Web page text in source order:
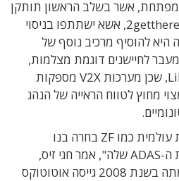
Connectivity Unit ש-ZF מפתחת, אשר בשלב הראשון תותקן
בהסעיות האוטונומיות של 2getthere, אשא ישתתפו בניסוי
להוסיף מרכיב נוסף של
לחיישנים דוגמת מצלמות,
מערכות מכ"ם וחיישני LiDAR, שכן מערכות V2X מספקות
מחוץ לטווח הראייה של הנהג
"נפל בידינו הכבוד שספקית עולמית כמו ZF בחרה בנו
כשותפה לבניית פלטפורמת ה-ADAS שלה", אמר חגי זיס,
מנכ"ל אוטוטוקס. מאז הקמתה בשנת 2008 גייסה אוטוטוקס